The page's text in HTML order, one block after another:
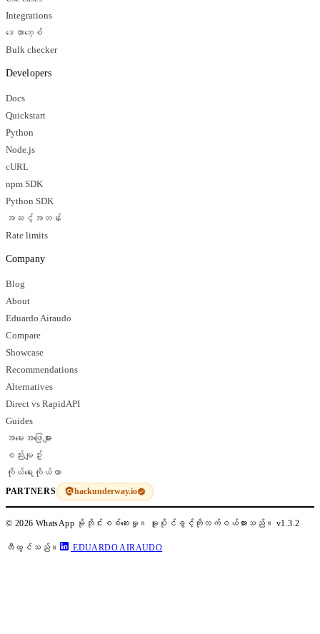
Integrations
ဒေတာဘေ့စ်
Bulk checker
Developers
Docs
Quickstart
Python
Node.js
cURL
npm SDK
Python SDK
အဆင့်အတန်း
Rate limits
Company
Blog
About
Eduardo Airaudo
Compare
Showcase
Recommendations
Alternatives
Direct vs RapidAPI
Guides
အမေးအဖြေများ
စည်းမျဥ်း
ကိုယ်ရေးကိုယ်တာ
PARTNERS hackunderway.io
© 2026 WhatsApp မိုဘိုင်းစစ်ဆေးမှု။ မူပိုင်ခွင့်ကိုလက်ဝယ်ထားသည်။ v1.3.2
တီထွင်သည်။ EDUARDO AIRAUDO